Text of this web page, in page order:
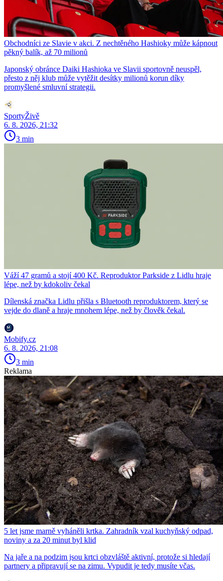
Obchodníci ze Slavie v akci. Z nechtěného Hashioky může kápnout
pěkný balík, až 70 milionů
Japonský obránce Daiki Hashioka ve Slavii sportovně neuspěl,
přesto z něj klub může vytěžit desítky milionů korun díky
promyšlené smluvní strategii.
SportyŽivě
6. 8. 2026, 21:32
3 min
Váží 47 gramů a stojí 400 Kč. Reproduktor Parkside z Lidlu hraje
lépe, než by kdokoliv čekal
Dílenská značka Lidlu přišla s Bluetooth reproduktorem, který se
vejde do dlaně a hraje mnohem lépe, než by člověk čekal.
Mobify.cz
6. 8. 2026, 21:08
3 min
Reklama
5 let jsme marně vyháněli krtka. Zahradník vzal kuchyňský odpad,
noviny a za 20 minut byl klid
Na jaře a na podzim jsou krtci obzvláště aktivní, protože si hledají
partnery a připravují se na zimu. Vypudit je tedy musíte včas.